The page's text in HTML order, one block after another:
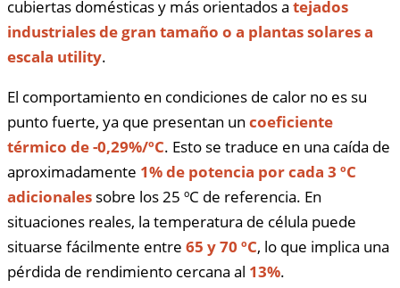
cubiertas domésticas y más orientados a tejados
industriales de gran tamaño o a plantas solares a
escala utility.
El comportamiento en condiciones de calor no es su
punto fuerte, ya que presentan un coeficiente
térmico de -0,29%/ºC. Esto se traduce en una caída de
aproximadamente 1% de potencia por cada 3 ºC
adicionales sobre los 25 ºC de referencia. En
situaciones reales, la temperatura de célula puede
situarse fácilmente entre 65 y 70 ºC, lo que implica una
pérdida de rendimiento cercana al 13%.